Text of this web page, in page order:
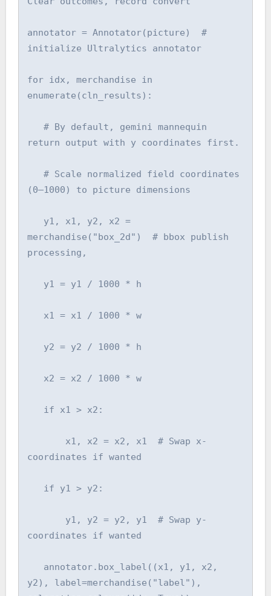
annotator = Annotator(picture)  #
initialize Ultralytics annotator
for idx, merchandise in
enumerate(cln_results):
# By default, gemini mannequin
return output with y coordinates first.
# Scale normalized field coordinates
(0–1000) to picture dimensions
y1, x1, y2, x2 =
merchandise("box_2d")  # bbox publish
processing,
y1 = y1 / 1000 * h
x1 = x1 / 1000 * w
y2 = y2 / 1000 * h
x2 = x2 / 1000 * w
if x1 > x2:
x1, x2 = x2, x1  # Swap x-
coordinates if wanted
if y1 > y2:
y1, y2 = y2, y1  # Swap y-
coordinates if wanted
annotator.box_label((x1, y1, x2,
y2), label=merchandise("label"),